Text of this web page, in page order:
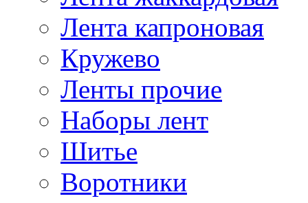
Лента капроновая
Кружево
Ленты прочие
Наборы лент
Шитье
Воротники